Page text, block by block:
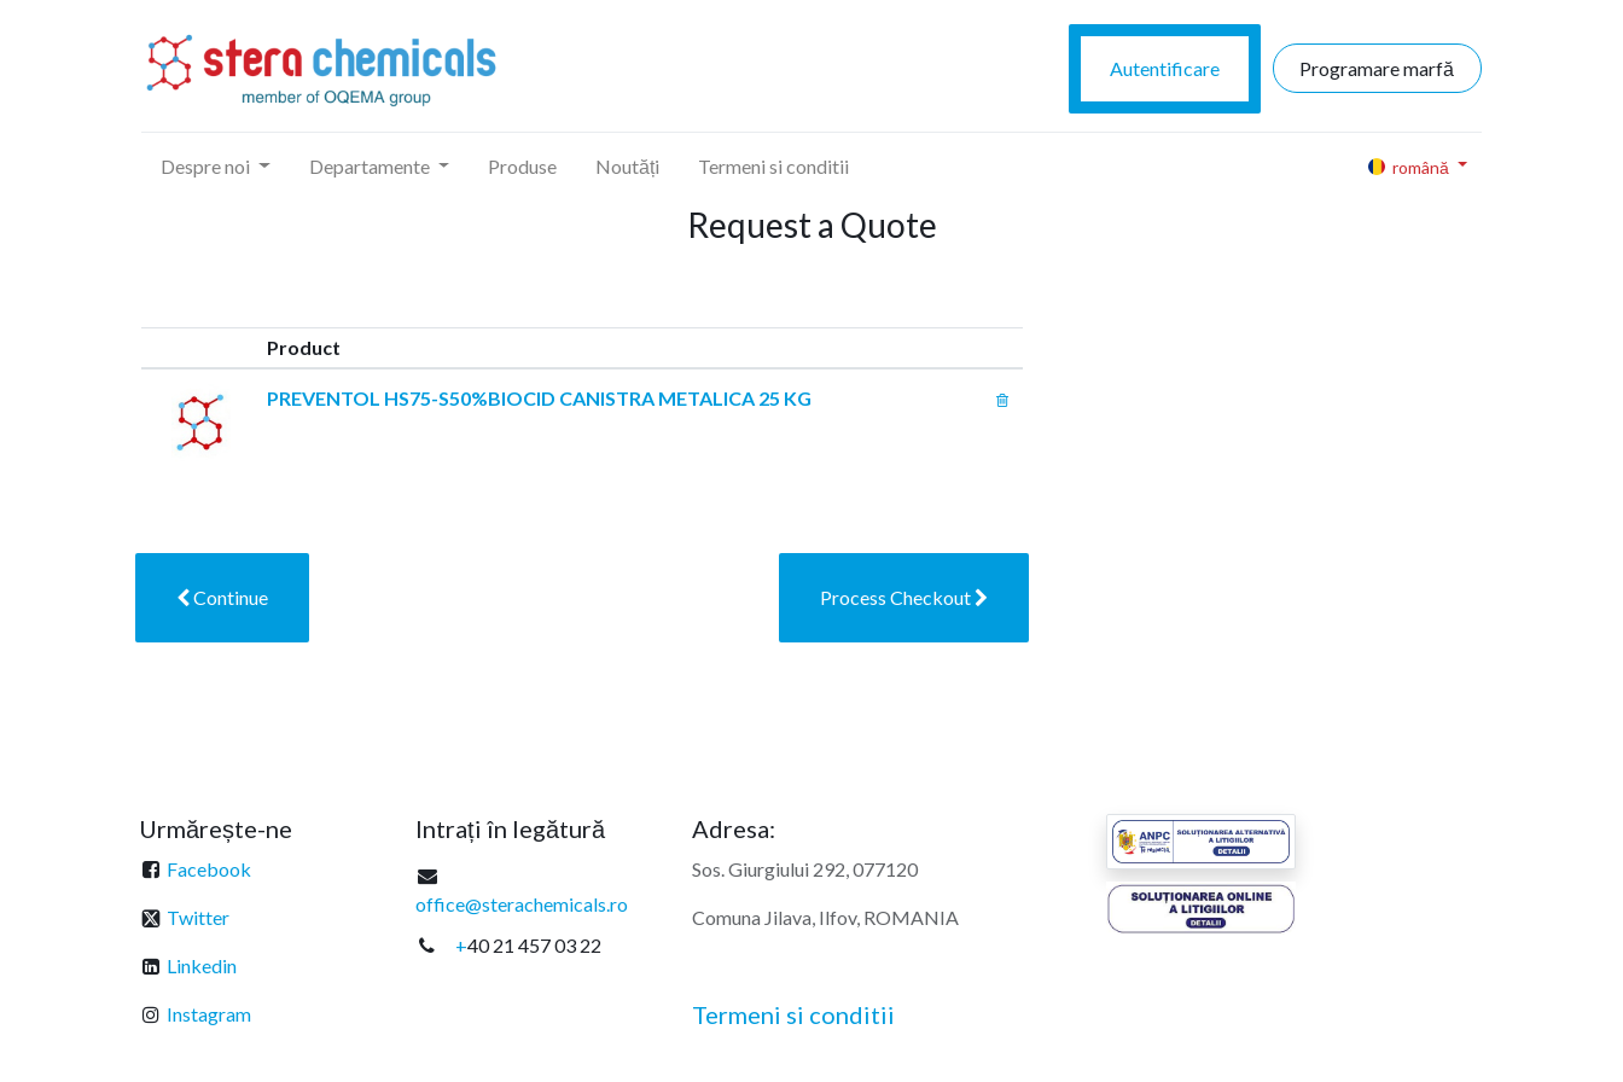
Autentificare Programare marfă
Despre noi Departamente Produse Noutăți Termeni si conditii română
Request a Quote
Product
PREVENTOL HS75-S50%BIOCID CANISTRA METALICA 25 KG
Continue Process Checkout
Urmărește-ne
Facebook
Twitter
Linkedin
Instagram
Intrați în legătură
office@sterachemicals.ro
+40 21 457 03 22
Adresa:
Sos. Giurgiului 292, 077120
Comuna Jilava, Ilfov, ROMANIA
Termeni si conditii